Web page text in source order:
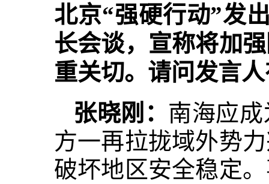
北京“强硬行动”发
长会谈，宣称将加
重关切。请问发言
张晓刚： 南海应
方一再拉拢域外势
破坏地区安全稳定